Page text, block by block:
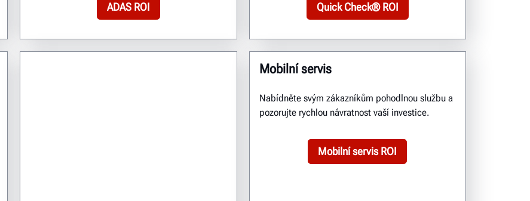
ADAS ROI Quick Check® ROI
Mobilní servis
Nabídněte svým zákazníkům pohodlnou službu a
pozorujte rychlou návratnost vaší investice.
Mobilní servis ROI